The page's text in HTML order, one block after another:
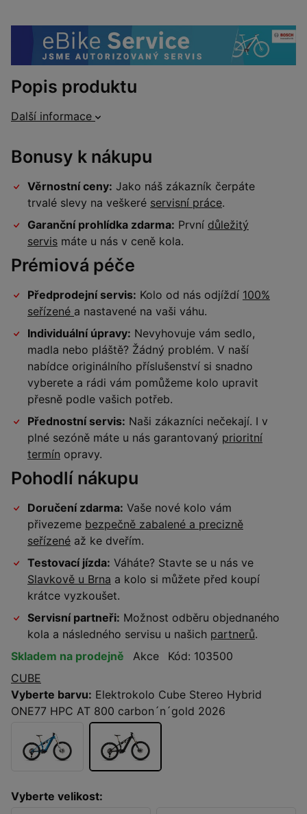
Popis produktu
Další informace
Bonusy k nákupu
Věrnostní ceny: Jako náš zákazník čerpáte
trvalé slevy na veškeré servisní práce.
Garanční prohlídka zdarma: První důležitý
servis máte u nás v ceně kola.
Prémiová péče
Předprodejní servis: Kolo od nás odjíždí 100%
seřízené a nastavené na vaši váhu.
Individuální úpravy: Nevyhovuje vám sedlo,
madla nebo pláště? Žádný problém. V naší
nabídce originálního příslušenství si snadno
vyberete a rádi vám pomůžeme kolo upravit
přesně podle vašich potřeb.
Přednostní servis: Naši zákazníci nečekají. I v
plné sezóně máte u nás garantovaný prioritní
termín opravy.
Pohodlí nákupu
Doručení zdarma: Vaše nové kolo vám
přivezeme bezpečně zabalené a precizně
seřízené až ke dveřím.
Testovací jízda: Váháte? Stavte se u nás ve
Slavkově u Brna a kolo si můžete před koupí
krátce vyzkoušet.
Servisní partneři: Možnost odběru objednaného
kola a následného servisu u našich partnerů.
Skladem na prodejně
Akce
Kód: 103500
CUBE
Vyberte barvu: Elektrokolo Cube Stereo Hybrid
ONE77 HPC AT 800 carbon´n´gold 2026
Vyberte velikost: